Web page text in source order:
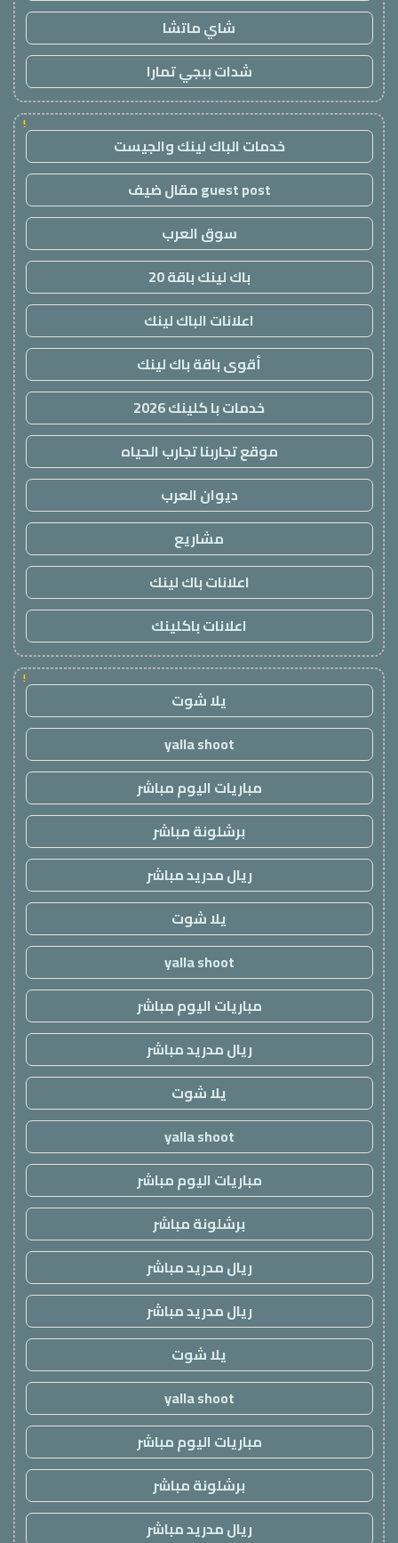
شاي ماتشا
شدات ببجي تمارا
!
خدمات الباك لينك والجيست
guest post مقال ضيف
سوق العرب
باك لينك باقة 20
اعلانات الباك لينك
أقوى باقة باك لينك
خدمات با كلينك 2026
موقع تجاربنا تجارب الحياه
ديوان العرب
مشاريع
اعلانات باك لينك
اعلانات باكلينك
!
يلا شوت
yalla shoot
مباريات اليوم مباشر
برشلونة مباشر
ريال مدريد مباشر
يلا شوت
yalla shoot
مباريات اليوم مباشر
ريال مدريد مباشر
يلا شوت
yalla shoot
مباريات اليوم مباشر
برشلونة مباشر
ريال مدريد مباشر
ريال مدريد مباشر
يلا شوت
yalla shoot
مباريات اليوم مباشر
برشلونة مباشر
ريال مدريد مباشر